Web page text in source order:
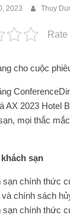
2023 Thuy
cho cuộc
AX 2023 Hotel
mọi thắc
sạn
sạn chính thức
chính sách
sạn chính thức